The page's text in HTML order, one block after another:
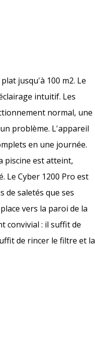
jusqu'à 100 m2. Le
intuitif. Les
normal, une
problème. L'appareil
en une journée.
piscine est atteint,
Le Cyber 1200 Pro est
de saletés que ses
vers la paroi de la
convivial : il suffit de
de rincer le filtre et la